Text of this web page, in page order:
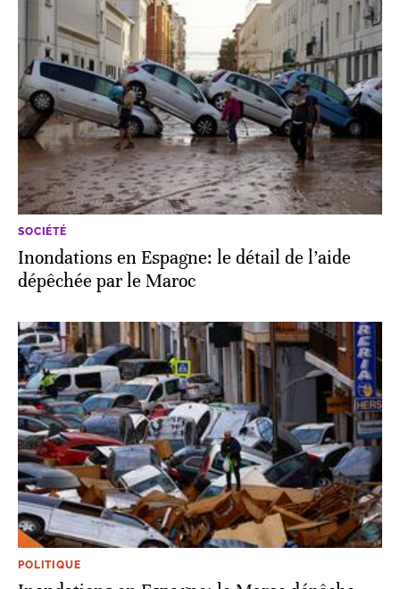
SOCIÉTÉ
Inondations en Espagne: le détail de l’aide
dépêchée par le Maroc
POLITIQUE